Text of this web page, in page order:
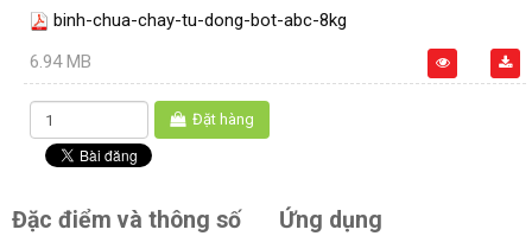
binh-chua-chay-tu-dong-bot-abc-8kg
6.94 MB
Đặt hàng
Đặc điểm và thông số Ứng dụng